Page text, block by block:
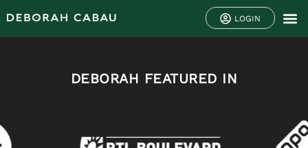
LOGIN
DEBORAH FEATURED IN